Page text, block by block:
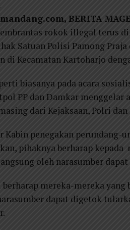
BERITA
rokok illegal terus
Satuan Polisi Pamong
di Kecamatan Kartoharjo
biasanya pada acara
PP dan Damkar menggelar
dari Kejaksaan, Polri
Kabin penegakan perundang-
pihaknya berharap
oleh narasumber
berharap mereka-mereka
dapat digetok